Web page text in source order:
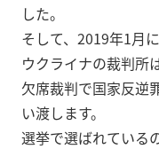
した。
そして、2019年1月
ウクライナの裁判所
欠席裁判で国家反逆
い渡します。
選挙で選ばれている